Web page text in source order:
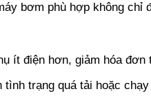
bơm phù hợp không chỉ
ít điện hơn, giảm hóa đơn
trạng quá tải hoặc